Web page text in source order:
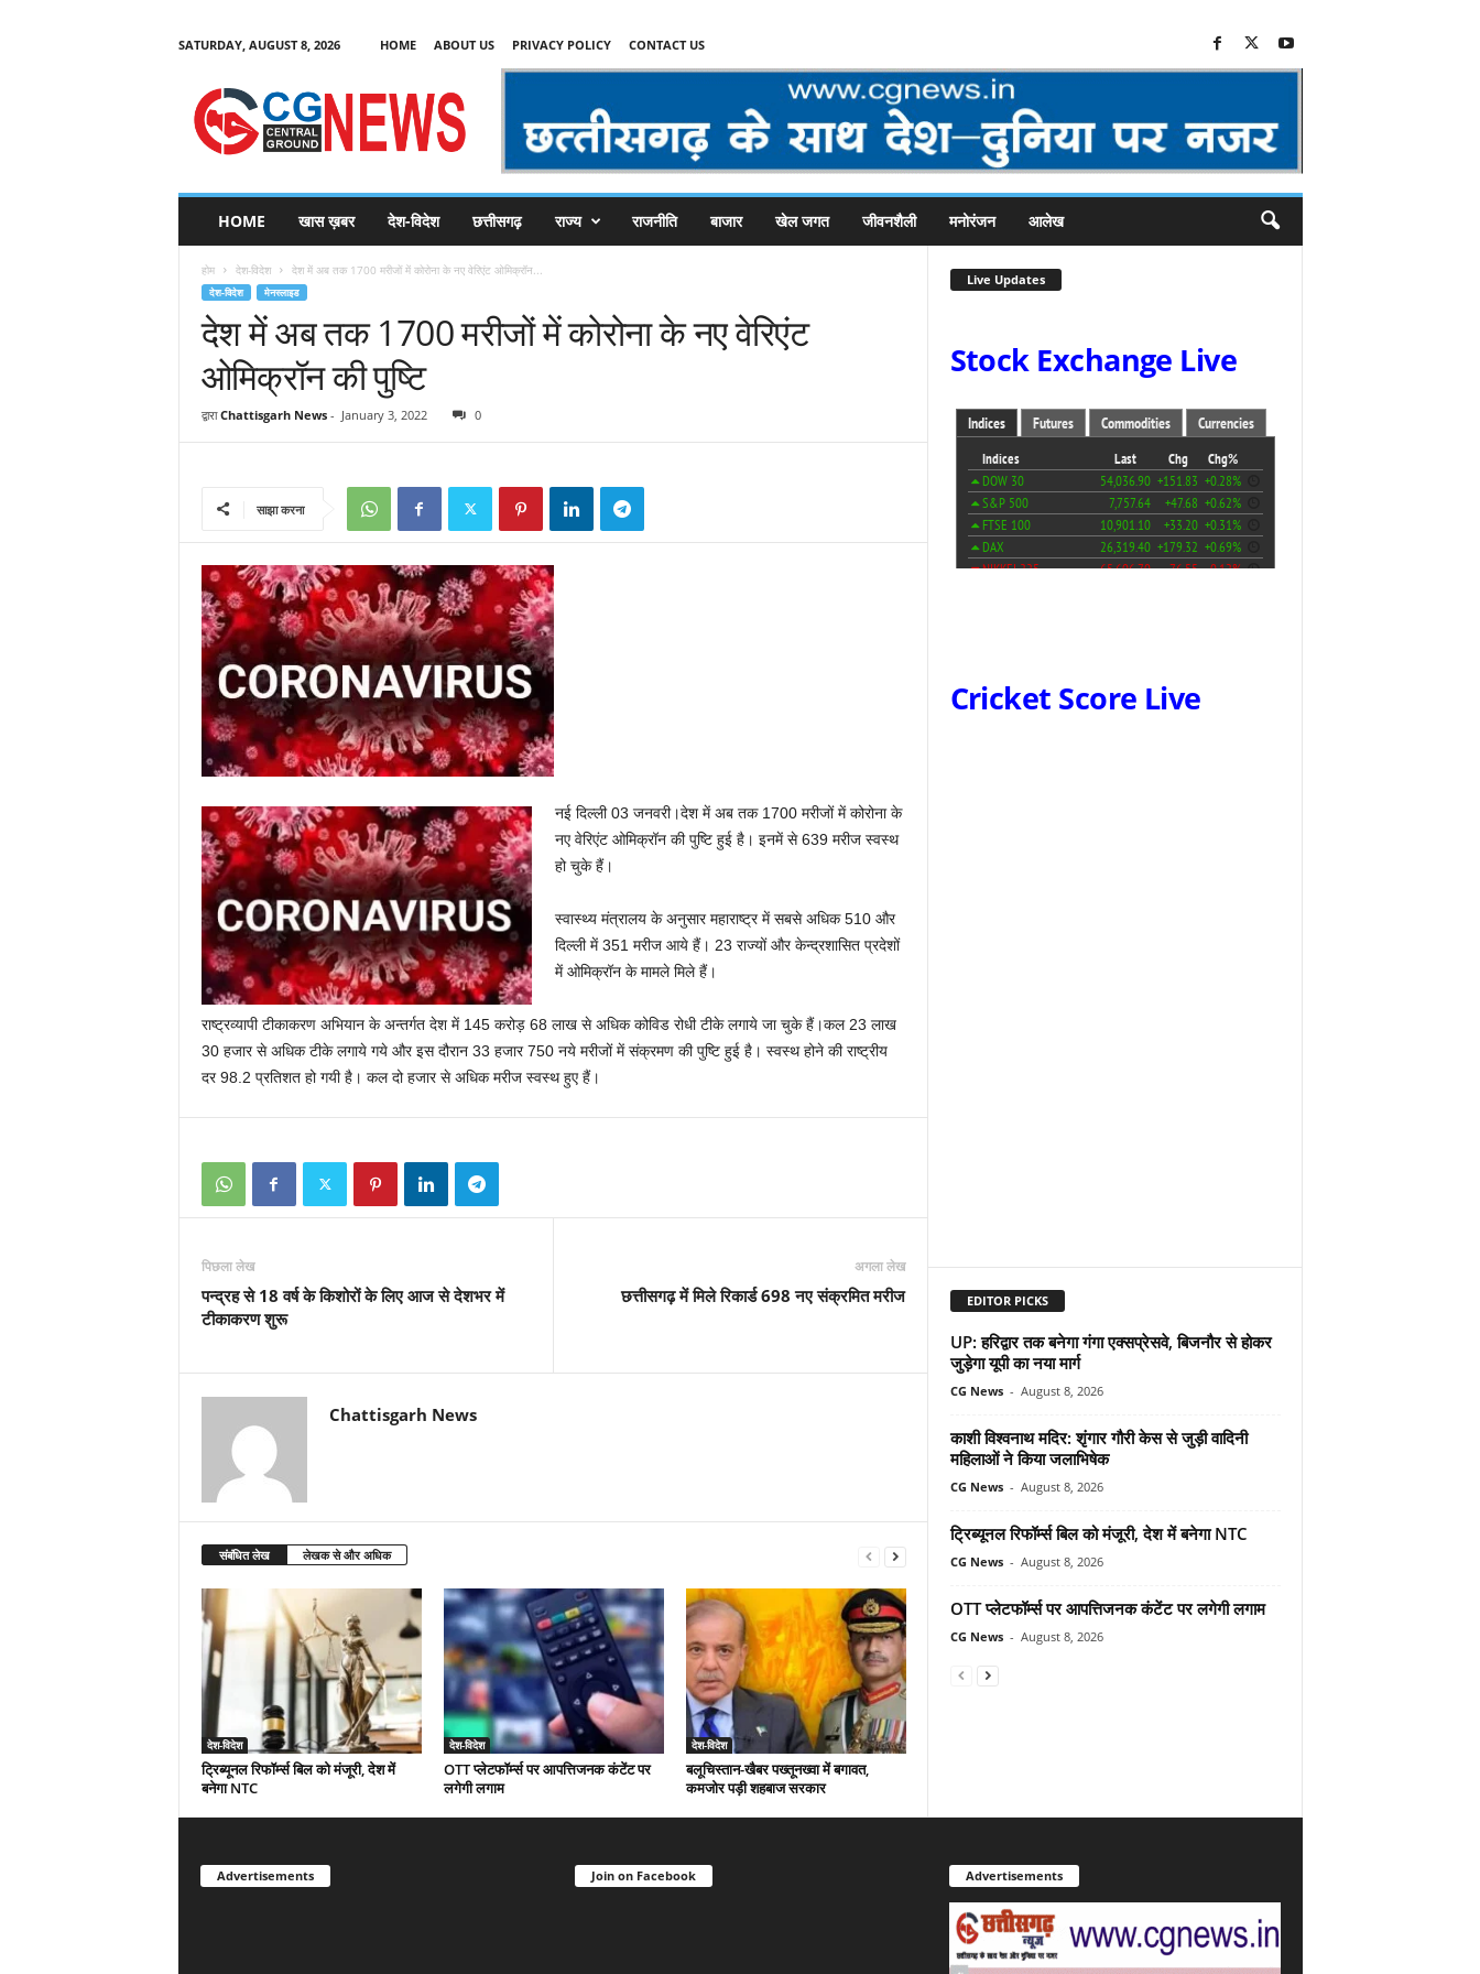
SATURDAY, AUGUST 8, 2026 HOME ABOUT US PRIVACY POLICY CONTACT US
C
HOME खास ख़बर देश-विदेश छत्तीसगढ़ राज्य राजनीति बाजार खेल जगत जीवनशैली मनोरंजन आलेख
होम देश-विदेश देश में अब तक 1700 मरीजों में कोरोना के नए वेरिएंट ओमिक्रॉन...
देश-विदेश मेनस्लाइड
देश में अब तक 1700 मरीजों में कोरोना के नए वेरिएंट
ओमिक्रॉन की पुष्टि
द्वारा Chattisgarh News- January 3, 2022 0
साझा करना
नई दिल्ली 03 जनवरी।देश में अब तक 1700 मरीजों में कोरोना के
नए वेरिएंट ओमिक्रॉन की पुष्टि हुई है। इनमें से 639 मरीज स्‍वस्‍थ
हो चुके हैं।
स्वास्थ्य मंत्रालय के अनुसार महाराष्‍ट्र में सबसे अधिक 510 और
दिल्‍ली में 351 मरीज आये हैं। 23 राज्‍यों और केन्‍द्रशासित प्रदेशों
में ओमिक्रॉन के मामले मिले हैं।
राष्‍ट्रव्‍यापी टीकाकरण अभियान के अन्‍तर्गत देश में 145 करोड़ 68 लाख से अधिक कोविड रोधी टीके लगाये जा चुके हैं।कल 23 लाख
30 हजार से अधिक टीके लगाये गये और इस दौरान 33 हजार 750 नये मरीजों में संक्रमण की पुष्टि हुई है। स्‍वस्‍थ होने की राष्‍ट्रीय
दर 98.2 प्रतिशत हो गयी है। कल दो हजार से अधिक मरीज स्‍वस्‍थ हुए हैं।
पिछला लेख
पन्द्रह से 18 वर्ष के किशोरों के लिए आज से देशभर में
टीकाकरण शुरू
अगला लेख
छत्तीसगढ़ में मिले रिकार्ड 698 नए संक्रमित मरीज
Chattisgarh News
संबंधित लेख लेखक से और अधिक
देश-विदेश
ट्रिब्यूनल रिफॉर्म्स बिल को मंजूरी, देश में
बनेगा NTC
देश-विदेश
OTT प्लेटफॉर्म्स पर आपत्तिजनक कंटेंट पर
लगेगी लगाम
देश-विदेश
बलूचिस्तान-खैबर पख्तूनख्वा में बगावत,
कमजोर पड़ी शहबाज सरकार
Live Updates
Stock Exchange Live
Cricket Score Live
EDITOR PICKS
UP: हरिद्वार तक बनेगा गंगा एक्सप्रेसवे, बिजनौर से होकर
जुड़ेगा यूपी का नया मार्ग
CG News - August 8, 2026
काशी विश्वनाथ मदिर: शृंगार गौरी केस से जुड़ी वादिनी
महिलाओं ने किया जलाभिषेक
CG News - August 8, 2026
ट्रिब्यूनल रिफॉर्म्स बिल को मंजूरी, देश में बनेगा NTC
CG News - August 8, 2026
OTT प्लेटफॉर्म्स पर आपत्तिजनक कंटेंट पर लगेगी लगाम
CG News - August 8, 2026
Advertisements Join on Facebook Advertisements